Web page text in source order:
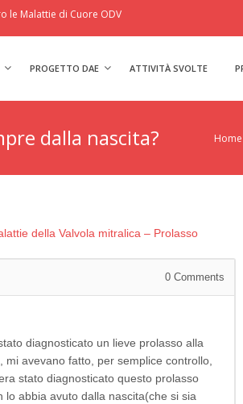
le Malattie di Cuore ODV
PROGETTO DAE ATTIVITÀ SVOLTE
dalla nascita? Home
della Valvola mitralica – Prolasso
0 Comments
diagnosticato un lieve prolasso alla
avevano fatto, per semplice controllo,
stato diagnosticato questo prolasso
abbia avuto dalla nascita(che si sia